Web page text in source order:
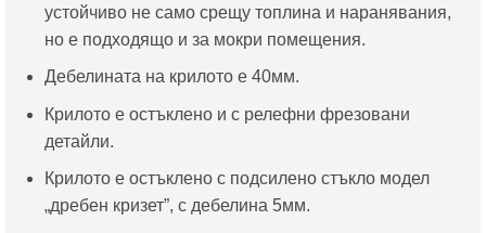
устойчиво не само срещу топлина и наранявания,
но е подходящо и за мокри помещения.
Дебелината на крилото е 40мм.
Крилото е остъклено и с релефни фрезовани
детайли.
Крилото е остъклено с подсилено стъкло модел
„дребен кризет”, с дебелина 5мм.